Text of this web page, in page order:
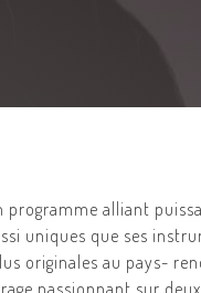
programme alliant
uniques que ses
originales au pays-
passionnant sur